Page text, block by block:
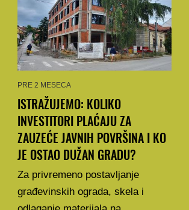
PRE 2 MESECA
ISTRAŽUJEMO: KOLIKO
INVESTITORI PLAĆAJU ZA
ZAUZEĆE JAVNIH POVRŠINA I KO
JE OSTAO DUŽAN GRADU?
Za privremeno postavljanje
građevinskih ograda, skela i